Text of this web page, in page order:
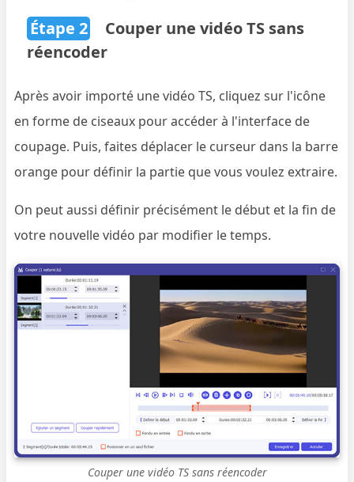
Étape 2
Couper une vidéo TS sans
réencoder
Après avoir importé une vidéo TS, cliquez sur l'icône
en forme de ciseaux pour accéder à l'interface de
coupage. Puis, faites déplacer le curseur dans la barre
orange pour définir la partie que vous voulez extraire.
On peut aussi définir précisément le début et la fin de
votre nouvelle vidéo par modifier le temps.
Couper une vidéo TS sans réencoder